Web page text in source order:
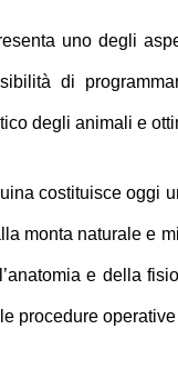
uno degli
di
degli animali e
costituisce oggi
monta naturale e
e della
procedure